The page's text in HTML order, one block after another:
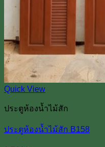
Quick View
ประตูห้องน้ำไม้สัก
ประตูห้องน้ำไม้สัก B158